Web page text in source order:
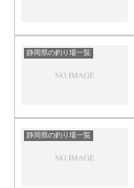
静岡県の釣り場一覧
静岡県の釣り場一覧